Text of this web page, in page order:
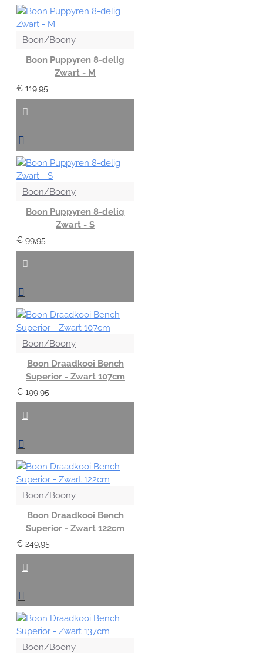
Boon/Boony
Boon Puppyren 8-delig
Zwart - M
€ 119,95
Boon/Boony
Boon Puppyren 8-delig
Zwart - S
€ 99,95
Boon/Boony
Boon Draadkooi Bench
Superior - Zwart 107cm
€ 199,95
Boon/Boony
Boon Draadkooi Bench
Superior - Zwart 122cm
€ 249,95
Boon/Boony